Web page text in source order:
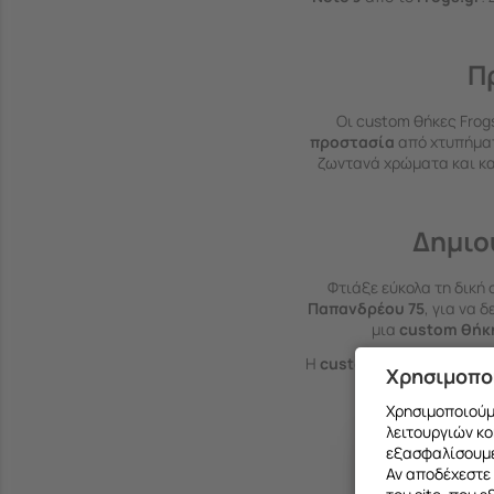
Οι custom θήκες
προστασία από
ζωντανά χρώματα και
Φτιάξε εύκολα τη δική
Παπανδρέου 75, για να
μια custom
Η custom θήκη για
λειτουργιών
Αν αποδέχεστε